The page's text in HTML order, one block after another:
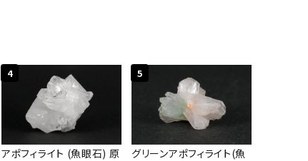
4
アポフィライト (魚眼石) 原
5
グリーンアポフィライト(魚